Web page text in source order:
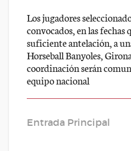
Los jugadores
convocados, en las fechas
suficiente antelación, a
Horseball Banyoles,
coordinación serán
equipo nacional
Entrada Principal